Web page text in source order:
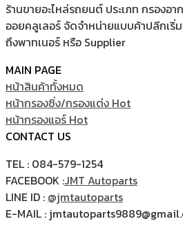
ร้านขายอะไหล่รถยนต์ ประเภท กรองอ
ออยคลูเลอร์ จัดจำหน่ายแบบค้าปลีกเริ่
ถึงพาทเนอร์ หรือ Supplier
MAIN PAGE
หน้าสินค้าทั้งหมด
หน้ากรองซิ่ง/กรองแต่ง
หน้ากรองแอร์
CONTACT US
TEL : 084-579-1254
FACEBOOK :JMT Autoparts
LINE ID : @jmtautoparts
E-MAIL :